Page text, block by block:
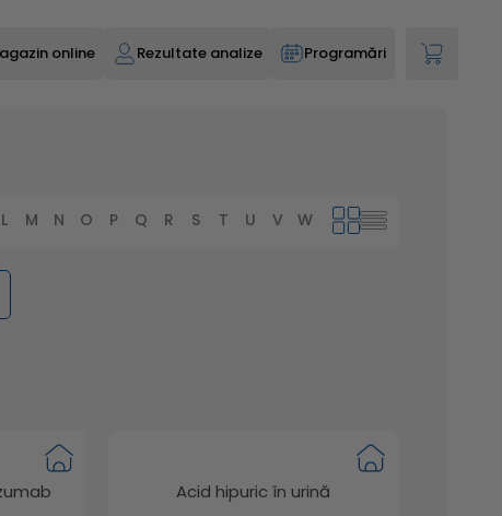
online Rezultate analize Programări
L M N O P Q R S T U V W X Y Z
Acid hipuric în urină